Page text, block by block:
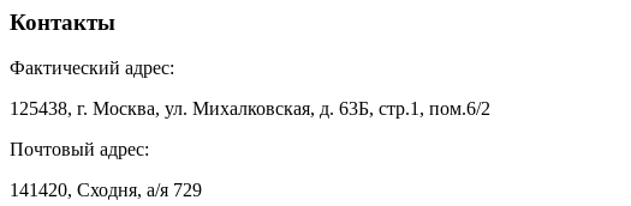
Контакты
Фактический адрес:
125438, г. Москва, ул. Михалковская, д. 63Б, стр.1, пом.6/2
Почтовый адрес:
141420, Сходня, а/я 729